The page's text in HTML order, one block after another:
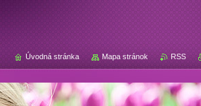
Úvodná stránka Mapa stránok RSS